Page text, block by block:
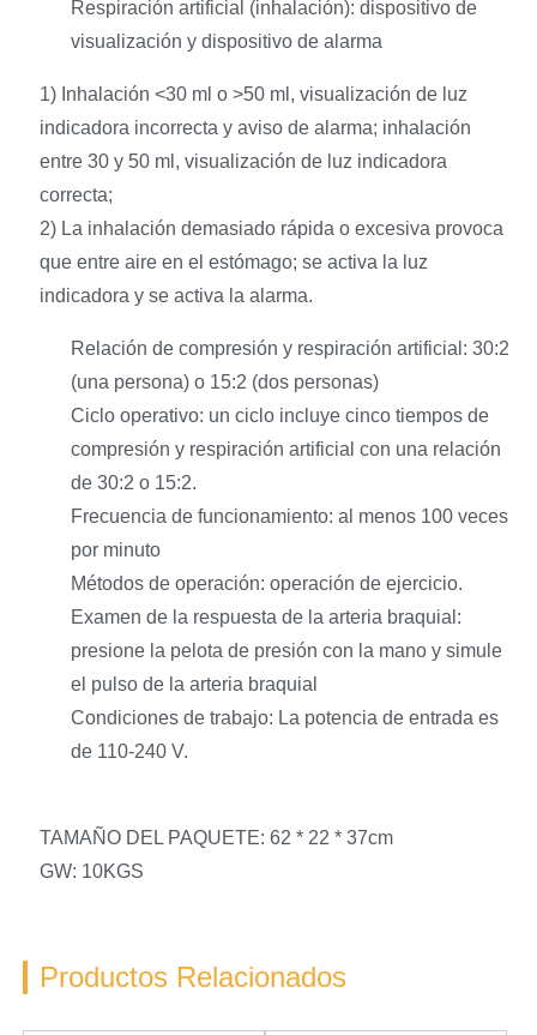
Respiración artificial (inhalación): dispositivo de
visualización y dispositivo de alarma
1) Inhalación <30 ml o >50 ml, visualización de luz
indicadora incorrecta y aviso de alarma; inhalación
entre 30 y 50 ml, visualización de luz indicadora
correcta;
2) La inhalación demasiado rápida o excesiva provoca
que entre aire en el estómago; se activa la luz
indicadora y se activa la alarma.
Relación de compresión y respiración artificial: 30:2
(una persona) o 15:2 (dos personas)
Ciclo operativo: un ciclo incluye cinco tiempos de
compresión y respiración artificial con una relación
de 30:2 o 15:2.
Frecuencia de funcionamiento: al menos 100 veces
por minuto
Métodos de operación: operación de ejercicio.
Examen de la respuesta de la arteria braquial:
presione la pelota de presión con la mano y simule
el pulso de la arteria braquial
Condiciones de trabajo: La potencia de entrada es
de 110-240 V.
TAMAÑO DEL PAQUETE: 62 * 22 * 37cm
GW: 10KGS
Productos Relacionados